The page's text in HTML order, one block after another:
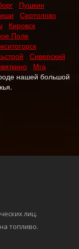
Пушкин
Сертолово
Кировск
Поле
Сиверский
Мга
нашей большой
лиц.
топливо.